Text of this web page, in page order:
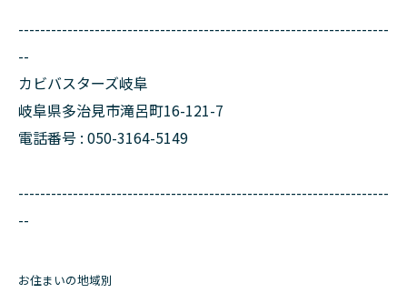
--------------------------------------------------------------------
--
カビバスターズ岐阜
岐阜県多治見市滝呂町16-121-7
電話番号 : 050-3164-5149
--------------------------------------------------------------------
--
お住まいの地域別